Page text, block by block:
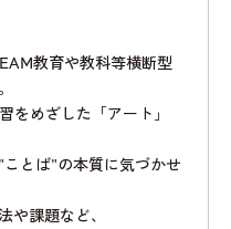
教育や教科等横断型
をめざした「アート」
とば"の本質に気づかせ
や課題など、